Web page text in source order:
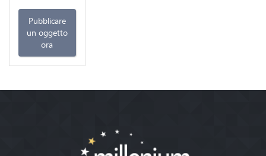
Pubblicare
un oggetto
ora